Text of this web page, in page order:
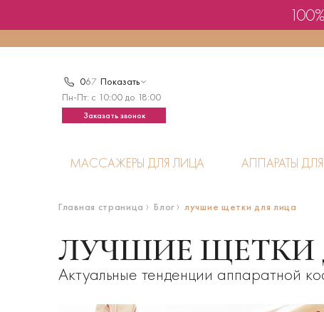
067 Показать
Пн-Пт: с 10:00 до 18:00
Заказать звонок
МАССАЖЕРЫ ДЛЯ ЛИЦА АППАРАТЫ
Главная страница Блог лучшие щетки для лица
ЛУЧШИЕ ЩЕТКИ
Актуальные тенденции аппаратной